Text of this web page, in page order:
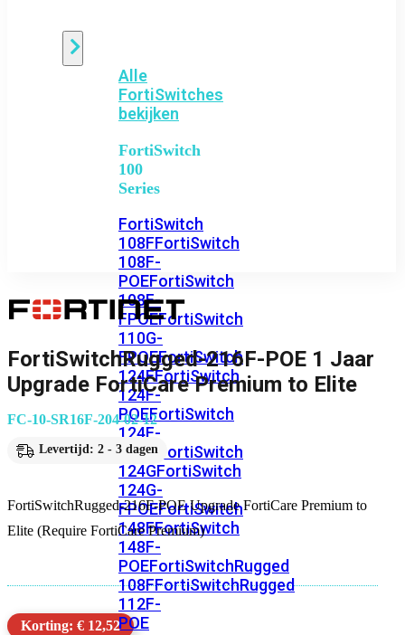
Alle
FortiSwitches
bekijken
FortiSwitch
100
Series
FortiSwitch
108FFortiSwitch
108F-
POEFortiSwitch
108F-
FPOEFortiSwitch
110G-
FPOEFortiSwitch
124FFortiSwitch
124F-
POEFortiSwitch
124F-
FPOE FortiSwitch
124GFortiSwitch
124G-
FPOEFortiSwitch
148FFortiSwitch
148F-
POEFortiSwitchRugged
108FFortiSwitchRugged
112F-
POE
FortiSwitchRugged-216F-POE 1 Jaar
Upgrade FortiCare Premium to Elite
FC-10-SR16F-204-02-12
Levertijd: 2 - 3 dagen
FortiSwitchRugged-216F-POE Upgrade FortiCare Premium to
Elite (Require FortiCare Premium)
Korting: € 12,52